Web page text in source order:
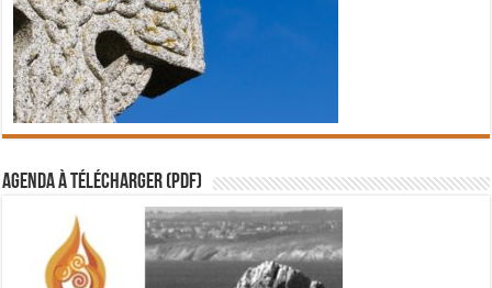
Agenda à télécharger (PDF)